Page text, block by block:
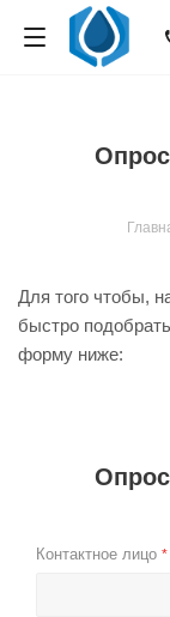
Для того чтобы,
быстро
форму ниже:
Контактное лицо *